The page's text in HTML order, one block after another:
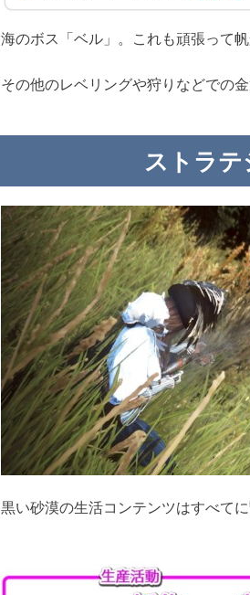
海のボス「ベル」。これも頑張って
その他のレベリングや狩りなどでの
ストラ
黒い砂漠の生活コンテンツはすべて